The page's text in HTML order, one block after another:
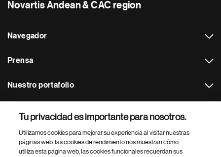
Novartis Andean & CAC region
Navegador
Prensa
Nuestro portafolio
Footer Site Search
Tu privacidad es importante para nosotros.
Utilizamos cookies para mejorar su experiencia al visitar nuestras
páginas web: las cookies de rendimiento nos muestran cómo
utiliza esta página web, las cookies funcionales recuerdan sus